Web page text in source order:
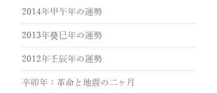
2014年甲午年の運勢
2013年癸巳年の運勢
2012年壬辰年の運勢
辛卯年：革命と地震の二ヶ月